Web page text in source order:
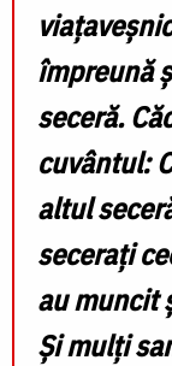
împreună
seceră.
cuvântul:
altul
seceraţi
au muncit
Şi mulţi